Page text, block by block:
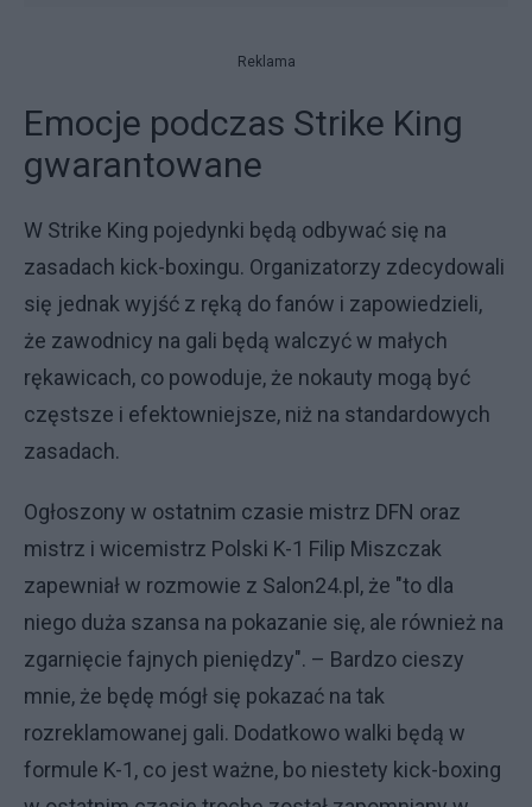
Reklama
Emocje podczas Strike King
gwarantowane
W Strike King pojedynki będą odbywać się na
zasadach kick-boxingu. Organizatorzy zdecydowali
się jednak wyjść z ręką do fanów i zapowiedzieli,
że zawodnicy na gali będą walczyć w małych
rękawicach, co powoduje, że nokauty mogą być
częstsze i efektowniejsze, niż na standardowych
zasadach.
Ogłoszony w ostatnim czasie mistrz DFN oraz
mistrz i wicemistrz Polski K-1 Filip Miszczak
zapewniał w rozmowie z Salon24.pl, że "to dla
niego duża szansa na pokazanie się, ale również na
zgarnięcie fajnych pieniędzy". – Bardzo cieszy
mnie, że będę mógł się pokazać na tak
rozreklamowanej gali. Dodatkowo walki będą w
formule K-1, co jest ważne, bo niestety kick-boxing